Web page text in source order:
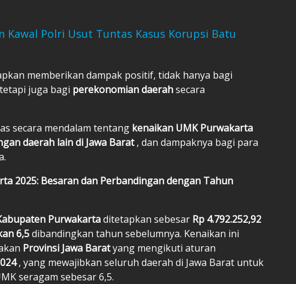
Kawal Polri Usut Tuntas Kasus Korupsi Batu
memberikan dampak positif, tidak hanya bagi
juga bagi perekonomian daerahsecara
secara mendalam tentang kenaikan UMK Purwakarta
daerah lain di Jawa Barat, dan dampaknya bagi para
2025: Besaran dan Perbandingan dengan Tahun
Purwakartaditetapkan sebesar Rp 4.792.252,92
6,5dibandingkan tahun sebelumnya. Kenaikan ini
Provinsi Jawa Baratyang mengikuti aturan
, yang mewajibkan seluruh daerah di Jawa Barat untuk
seragam sebesar 6,5.